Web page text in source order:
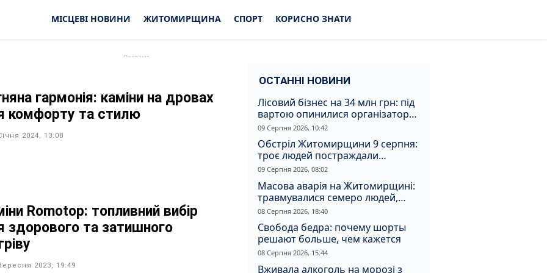
МІСЦЕВІ НОВИНИ ЖИТОМИРЩИНА СПОРТ КОРИСНО ЗНАТИ
гармонія: каміни на дровах
комфорту та стилю
2024, 13:08
Romotop: топливний вибір
здорового та затишного
2023, 19:49
ОСТАННІ НОВИНИ
Лісовий бізнес на 34 млн грн: під
вартою опинилися організатори
незаконної вирубки на
Житомирщині
09 Серпня 2026, 10:42
Обстріл Житомирщини 9 серпня:
троє людей постраждали
внаслідок атаки
09 Серпня 2026, 08:02
Масова аварія на Житомирщині:
травмувалися семеро людей,
серед них діти
08 Серпня 2026, 18:40
Свобода бедра: почему шорты
решают больше, чем кажется
08 Серпня 2026, 15:44
Вживала алкоголь на морозі з